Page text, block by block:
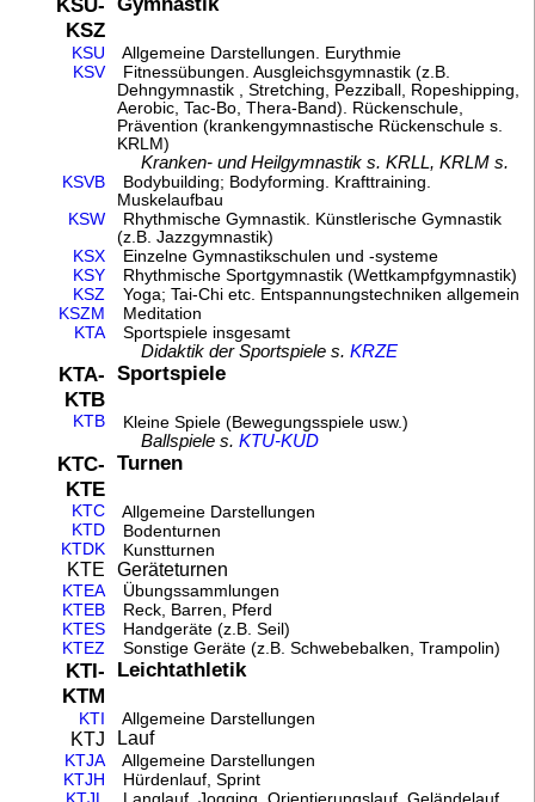
KSZ
KSU
Allgemeine Darstellungen. Eurythmie
KSV
Fitnessübungen. Ausgleichsgymnastik (z.B.
Dehngymnastik , Stretching, Pezziball, Ropeshipping,
Aerobic, Tac-Bo, Thera-Band). Rückenschule,
Prävention (krankengymnastische Rückenschule s.
KRLM)
Kranken- und Heilgymnastik s. KRLL, KRLM s.
KSVB
Bodybuilding; Bodyforming. Krafttraining.
Muskelaufbau
KSW
Rhythmische Gymnastik. Künstlerische Gymnastik
(z.B. Jazzgymnastik)
KSX
Einzelne Gymnastikschulen und -systeme
KSY
Rhythmische Sportgymnastik (Wettkampfgymnastik)
KSZ
Yoga; Tai-Chi etc. Entspannungstechniken allgemein
KSZM
Meditation
KTA
Sportspiele insgesamt
Didaktik der Sportspiele s.KRZE
KTA-
KTB
Sportspiele
KTB Kleine Spiele (Bewegungsspiele usw.)
Ballspiele s.KTU-KUD
KTC-
KTE
Turnen
KTC
Allgemeine Darstellungen
KTD
Bodenturnen
KTDK
Kunstturnen
KTE Geräteturnen
KTEA
Übungssammlungen
KTEB
Reck, Barren, Pferd
KTES
Handgeräte (z.B. Seil)
KTEZ
Sonstige Geräte (z.B. Schwebebalken, Trampolin)
KTI-
KTM
Leichtathletik
KTI Allgemeine Darstellungen
KTJ Lauf
KTJA
Allgemeine Darstellungen
KTJH
Hürdenlauf, Sprint